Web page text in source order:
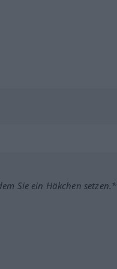
Sie ein Häkchen setzen.*